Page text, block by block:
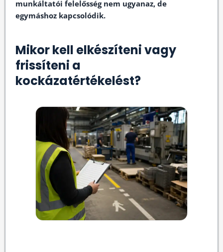
munkáltatói felelősség nem ugyanaz, de
egymáshoz kapcsolódik.
Mikor kell elkészíteni vagy
frissíteni a
kockázatértékelést?